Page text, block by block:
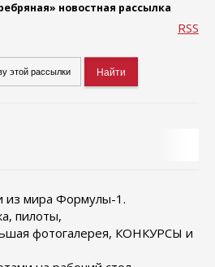
новостная рассылка
RSS
из мира Формулы-1.
пилоты,
фотогалерея, КОНКУРСЫ и